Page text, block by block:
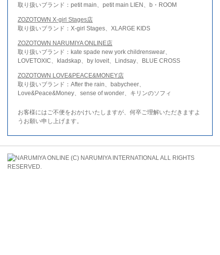
取り扱いブランド：petit main、petit main LIEN、b・ROOM
ZOZOTOWN X-girl Stages店
取り扱いブランド：X-girl Stages、XLARGE KIDS
ZOZOTOWN NARUMIYA ONLINE店
取り扱いブランド：kate spade new york childrenswear、
LOVETOXIC、kladskap、by loveit、Lindsay、BLUE CROSS
ZOZOTOWN LOVE&PEACE&MONEY店
取り扱いブランド：After the rain、babycheer、
Love&Peace&Money、sense of wonder、キリンのソフィ
お客様にはご不便をおかけいたしますが、何卒ご理解いただきますよ
うお願い申し上げます。